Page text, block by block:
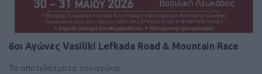
6oι Αγώνες Vasiliki Lefkada Road & Mountain Race
Τα αποτελέσματα του αγώνα